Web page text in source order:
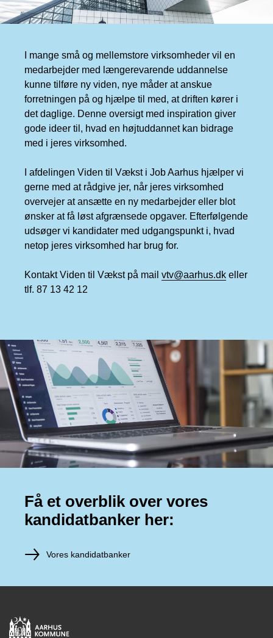
I mange små og mellemstore virksomheder vil en
medarbejder med længerevarende uddannelse
kunne tilføre ny viden, nye måder at anskue
forretningen på og hjælpe til med, at driften kører i
det daglige. Denne oversigt med inspiration giver
gode ideer til, hvad en højtuddannet kan bidrage
med i jeres virksomhed.
I afdelingen Viden til Vækst i Job Aarhus hjælper vi
gerne med at rådgive jer, når jeres virksomhed
overvejer at ansætte en ny medarbejder eller blot
ønsker at få løst afgrænsede opgaver. Efterfølgende
udsøger vi kandidater med udgangspunkt i, hvad
netop jeres virksomhed har brug for.
Kontakt Viden til Vækst på mail vtv@aarhus.dk eller
tlf. 87 13 42 12
Få et overblik over vores
kandidatbanker her:
Vores kandidatbanker